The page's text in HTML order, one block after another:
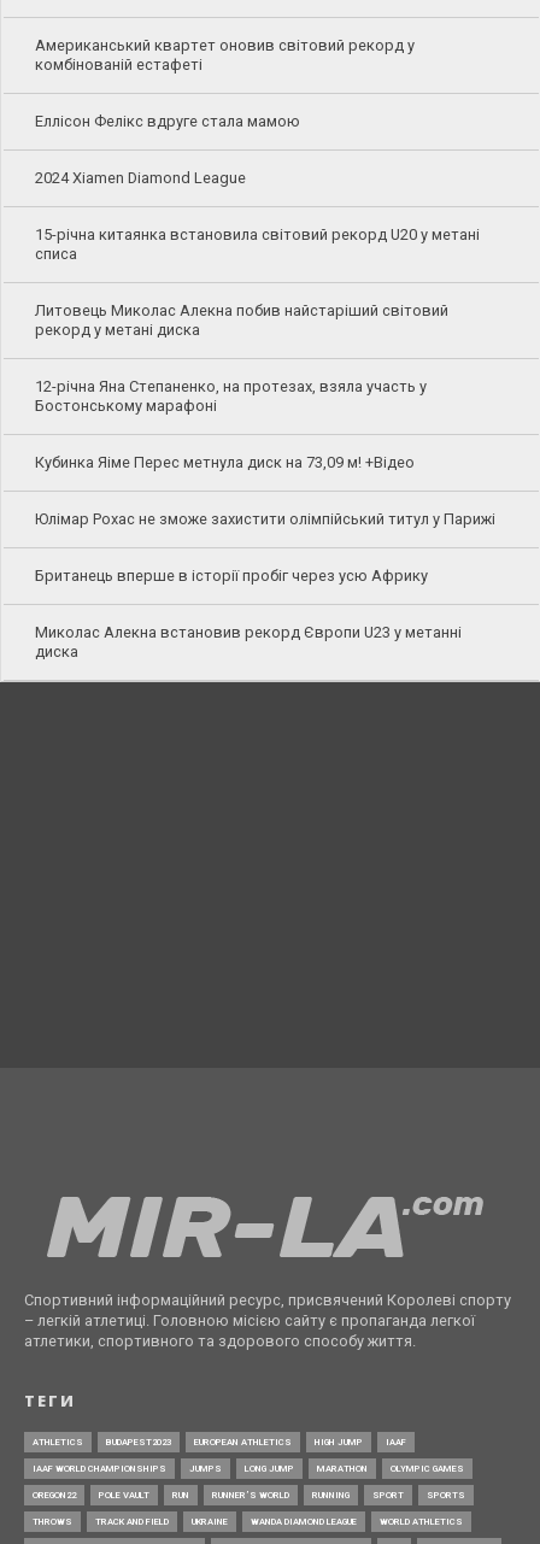
Американський квартет оновив світовий рекорд у
комбінованій естафеті
Еллісон Фелікс вдруге стала мамою
2024 Xiamen Diamond League
15-річна китаянка встановила світовий рекорд U20 у метані
списа
Литовець Миколас Алекна побив найстаріший світовий
рекорд у метані диска
12-річна Яна Степаненко, на протезах, взяла участь у
Бостонському марафоні
Кубинка Яіме Перес метнула диск на 73,09 м! +Відео
Юлімар Рохас не зможе захистити олімпійський титул у Парижі
Британець вперше в історії пробіг через усю Африку
Миколас Алекна встановив рекорд Європи U23 у метанні
диска
Спортивний інформаційний ресурс, присвячений Королеві спорту
– легкій атлетиці. Головною місією сайту є пропаганда легкої
атлетики, спортивного та здорового способу життя.
ТЕГИ
ATHLETICS BUDAPEST2023 EUROPEAN ATHLETICS HIGH JUMP IAAF
IAAF WORLD CHAMPIONSHIPS JUMPS LONG JUMP MARATHON OLYMPIC GAMES
OREGON22 POLE VAULT RUN RUNNER’S WORLD RUNNING SPORT SPORTS
THROWS TRACK AND FIELD UKRAINE WANDA DIAMOND LEAGUE WORLD ATHLETICS